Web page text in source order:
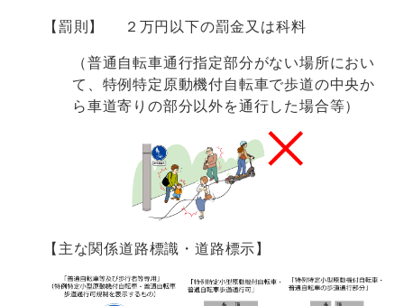
【罰則】 ２万円以下の罰金又は科料
（普通自転車通行指定部分がない場所におい
て、特例特定原動機付自転車で歩道の中央か
ら車道寄りの部分以外を通行した場合等）
【主な関係道路標識・道路標示】